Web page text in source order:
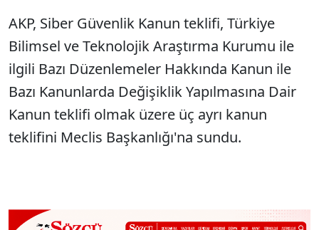
AKP, Siber Güvenlik Kanun teklifi, Türkiye
Bilimsel ve Teknolojik Araştırma Kurumu ile
ilgili Bazı Düzenlemeler Hakkında Kanun ile
Bazı Kanunlarda Değişiklik Yapılmasına Dair
Kanun teklifi olmak üzere üç ayrı kanun
teklifini Meclis Başkanlığı'na sundu.